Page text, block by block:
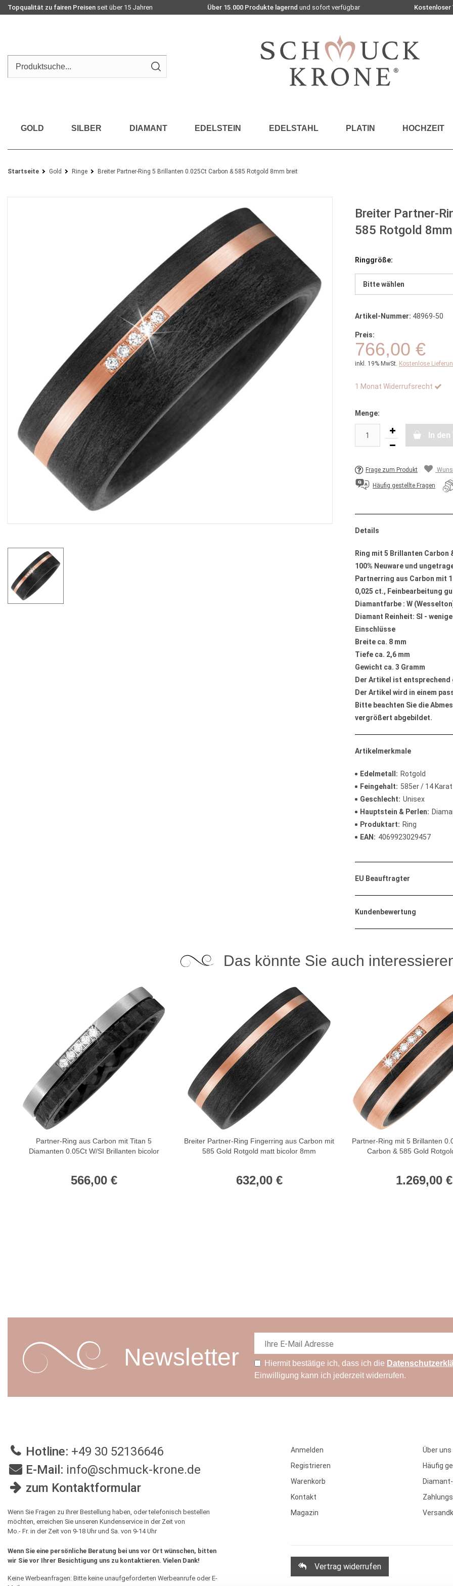
Topqualität zu fairen Preisen seit über 15 Jahren Über 15.000 Produkte lagernd und sofort verfügbar Kostenloser
GOLD SILBER DIAMANT EDELSTEIN EDELSTAHL PLATIN HOCHZEIT
Startseite Gold Ringe Breiter Partner-Ring 5 Brillanten 0.025Ct Carbon & 585 Rotgold 8mm breit
Breiter Partner-
585 Rotgold
Ringgröße:
Bitte wählen
Artikel-Nummer: 48969-50
Preis:
766,00 €
inkl. 19% MwSt. Kostenlose
1 Monat Widerrufsrecht
Menge:
In
Frage zum Produkt
Häufig gestellte Fragen
Details
Ring mit 5 Brillanten Carbon
100% Neuware und
Partnerring aus Carbon mit
0,025 ct., Feinbearbeitung
Diamantfarbe : W
Diamant Reinheit: SI -
Einschlüsse
Breite ca. 8 mm
Tiefe ca. 2,6 mm
Gewicht ca. 3 Gramm
Der Artikel ist
Der Artikel wird in einem
Bitte beachten Sie die
vergrößert abgebildet.
Artikelmerkmale
Edelmetall
Rotgold
Feingehalt
585er / 14 Karat
Geschlecht
Unisex
Hauptstein & Perlen
Produktart
Ring
EAN
4069923029457
EU Beauftragter
Kundenbewertung
Das könnte Sie auch
Partner-Ring aus Carbon mit Titan 5
Diamanten 0.05Ct W/SI Brillanten bicolor
566,00 €
Breiter Partner-Ring Fingerring aus Carbon mit
585 Gold Rotgold matt bicolor 8mm
632,00 €
Partner-Ring mit 5 Brillanten
Carbon & 585 Gold
1.269,00 €
Newsletter Hiermit bestätige ich, dass ich die
Einwilligung kann ich jederzeit widerrufen.
Hotline: +49 30 52136646
E-Mail: info@schmuck-krone.de
zum Kontaktformular
Wenn Sie Fragen zu Ihrer Bestellung haben, oder telefonisch bestellen
möchten, erreichen Sie unseren Kundenservice in der Zeit von
Mo.- Fr. in der Zeit von 9-18 Uhr und Sa. von 9-14 Uhr
Wenn Sie eine persönliche Beratung bei uns vor Ort wünschen, bitten
wir Sie vor Ihrer Besichtigung uns zu kontaktieren. Vielen Dank!
Keine Werbeanfragen: Bitte keine unaufgeforderten Werbeanrufe oder E-
Anmelden
Registrieren
Warenkorb
Kontakt
Magazin
Über uns
Häufig
Vertrag widerrufen